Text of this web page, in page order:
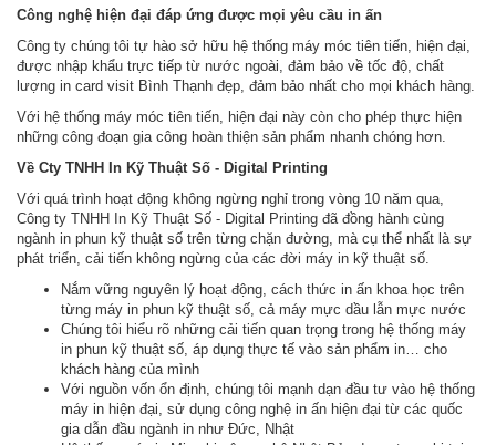
Công nghệ hiện đại đáp ứng được mọi yêu cầu in ấn
Công ty chúng tôi tự hào sở hữu hệ thống máy móc tiên tiến, hiện đại,
được nhập khẩu trực tiếp từ nước ngoài, đảm bảo về tốc độ, chất
lượng in card visit Bình Thạnh đẹp, đảm bảo nhất cho mọi khách hàng.
Với hệ thống máy móc tiên tiến, hiện đại này còn cho phép thực hiện
những công đoạn gia công hoàn thiện sản phẩm nhanh chóng hơn.
Về Cty TNHH In Kỹ Thuật Số - Digital Printing
Với quá trình hoạt động không ngừng nghỉ trong vòng 10 năm qua,
Công ty TNHH In Kỹ Thuật Số - Digital Printing đã đồng hành cùng
ngành in phun kỹ thuật số trên từng chặn đường, mà cụ thể nhất là sự
phát triển, cải tiến không ngừng của các đời máy in kỹ thuật số.
Nắm vững nguyên lý hoạt động, cách thức in ấn khoa học trên
từng máy in phun kỹ thuật số, cả máy mực dầu lẫn mực nước
Chúng tôi hiểu rõ những cải tiến quan trọng trong hệ thống máy
in phun kỹ thuật số, áp dụng thực tế vào sản phẩm in… cho
khách hàng của mình
Với nguồn vốn ổn định, chúng tôi mạnh dạn đầu tư vào hệ thống
máy in hiện đại, sử dụng công nghệ in ấn hiện đại từ các quốc
gia dẫn đầu ngành in như Đức, Nhật